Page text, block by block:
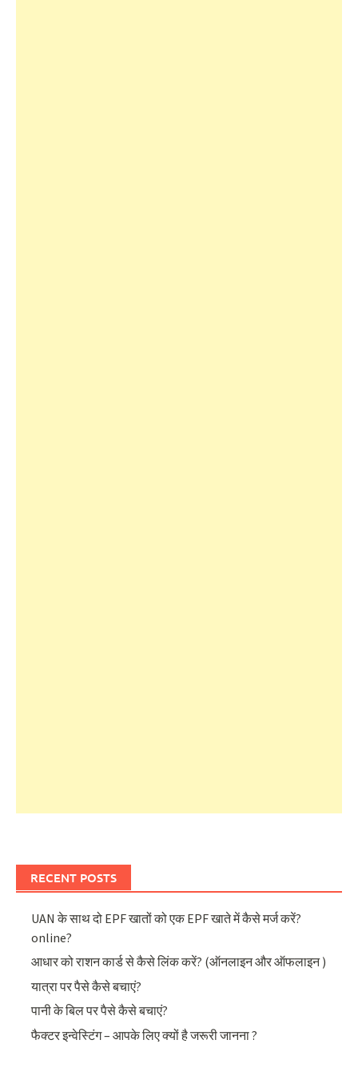
RECENT POSTS
UAN के साथ दो EPF खातों को एक EPF खाते में कैसे मर्ज करें?
online?
आधार को राशन कार्ड से कैसे लिंक करें? (ऑनलाइन और ऑफलाइन )
यात्रा पर पैसे कैसे बचाएं?
पानी के बिल पर पैसे कैसे बचाएं?
फैक्टर इन्वेस्टिंग – आपके लिए क्यों है जरूरी जानना ?